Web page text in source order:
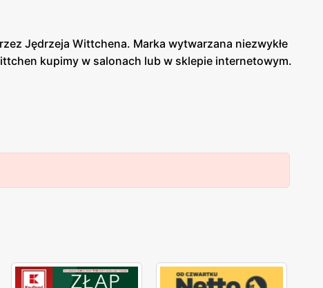
Jędrzeja Wittchena. Marka wytwarzana niezwykłe
kupimy w salonach lub w sklepie internetowym.
klasycznej stylistyki z najnowszymi trendami w
firmy możemy czasem znaleźć na promocji w